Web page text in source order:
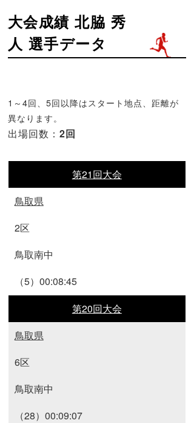
大会成績 北脇 秀
人 選手データ
1～4回、5回以降はスタート地点、距離が
異なります。
出場回数： 2回
第21回大会
鳥取県
2区
鳥取南中
（5）00:08:45
第20回大会
鳥取県
6区
鳥取南中
（28）00:09:07